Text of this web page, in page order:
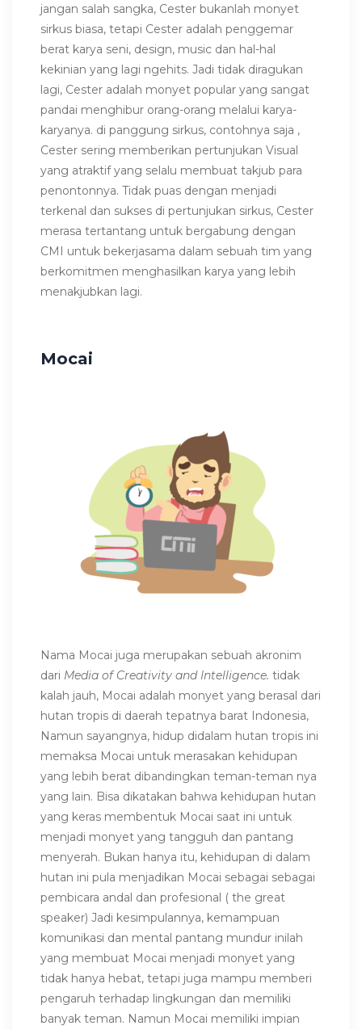
jangan salah sangka, Cester bukanlah monyet
sirkus biasa, tetapi Cester adalah penggemar
berat karya seni, design, music dan hal-hal
kekinian yang lagi ngehits. Jadi tidak diragukan
lagi, Cester adalah monyet popular yang sangat
pandai menghibur orang-orang melalui karya-
karyanya. di panggung sirkus, contohnya saja ,
Cester sering memberikan pertunjukan Visual
yang atraktif yang selalu membuat takjub para
penontonnya. Tidak puas dengan menjadi
terkenal dan sukses di pertunjukan sirkus, Cester
merasa tertantang untuk bergabung dengan
CMI untuk bekerjasama dalam sebuah tim yang
berkomitmen menghasilkan karya yang lebih
menakjubkan lagi.
Mocai
Nama Mocai juga merupakan sebuah akronim
dari Media of Creativity and Intelligence. tidak
kalah jauh, Mocai adalah monyet yang berasal dari
hutan tropis di daerah tepatnya barat Indonesia,
Namun sayangnya, hidup didalam hutan tropis ini
memaksa Mocai untuk merasakan kehidupan
yang lebih berat dibandingkan teman-teman nya
yang lain. Bisa dikatakan bahwa kehidupan hutan
yang keras membentuk Mocai saat ini untuk
menjadi monyet yang tangguh dan pantang
menyerah. Bukan hanya itu, kehidupan di dalam
hutan ini pula menjadikan Mocai sebagai sebagai
pembicara andal dan profesional ( the great
speaker) Jadi kesimpulannya, kemampuan
komunikasi dan mental pantang mundur inilah
yang membuat Mocai menjadi monyet yang
tidak hanya hebat, tetapi juga mampu memberi
pengaruh terhadap lingkungan dan memiliki
banyak teman. Namun Mocai memiliki impian